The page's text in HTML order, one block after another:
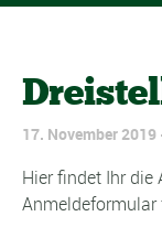
17. November 2019
Hier findet Ihr die
Anmeldeformular